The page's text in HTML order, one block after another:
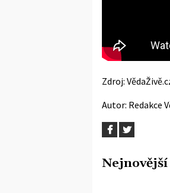
Zdroj:
Autor: Redakce